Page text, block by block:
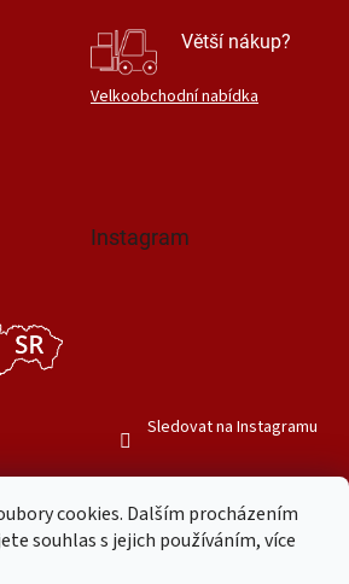
cookies. Dalším procházením
souhlas s jejich používáním, více
Větší nákup?
Velkoobchodní nabídka
Instagram
Sledovat na Instagramu